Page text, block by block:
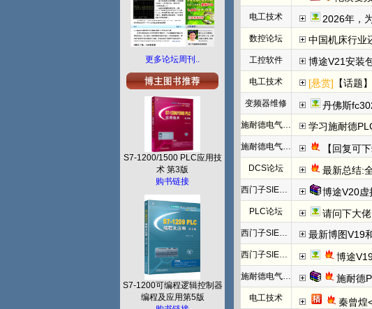
更多论坛周刊..
S7-1200/1500 PLC应用技
术 第3版
购书链接
S7-1200可编程逻辑控制器
编程及应用第5版
电工技术 2026年，
数控论坛 中国机床行业
工控软件 博途V21安装
电工技术 [悬赏] 【话题
变频器维修 丹佛斯
施耐德电气PLC 学习施耐德
施耐德电气PLC 【回复可
DCS论坛 最新总结:
西门子SIEMENS 博途V20虚
PLC论坛 请问下大佬，
西门子SIEMENS 最新博图V19
西门子SIEMENS 博途
施耐德电气PLC 施耐德
电工技术 秦曾煌